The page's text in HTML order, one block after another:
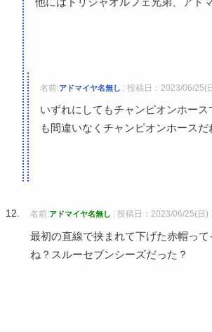
名前:アドマイヤ名無し : 投稿日：2023/06/25(
いずれにしてもチャンピオンホース
も間違いなくチャンピオンホースだ
名前:アドマイヤ名無し : 投稿日：2023/06/25(日)
最初の直線で挟まれて下げた赤帽って
ね？スルーセブンシーズだった？